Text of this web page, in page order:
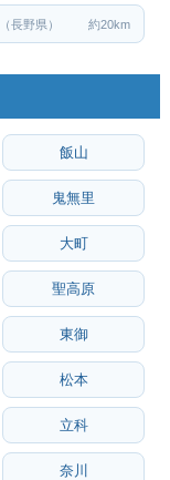
（長野県） 約20km
飯山
鬼無里
大町
聖高原
東御
松本
立科
奈川